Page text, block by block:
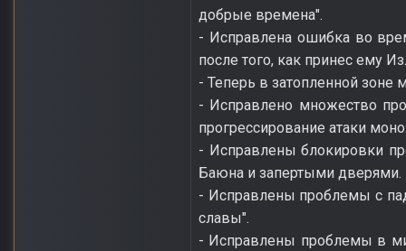
добрые времена".
- Исправлена ошибка во
после того, как принес ему
- Теперь в затопленной
- Исправлено множество
прогрессирование атаки
- Исправлены блокировки
Баюна и запертыми дверями.
- Исправлены проблемы с
славы".
- Исправлены проблемы в